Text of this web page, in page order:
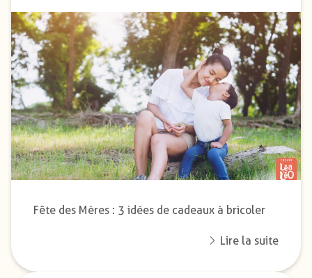
Fête des Mères : 3 idées de cadeaux à bricoler
Lire la suite